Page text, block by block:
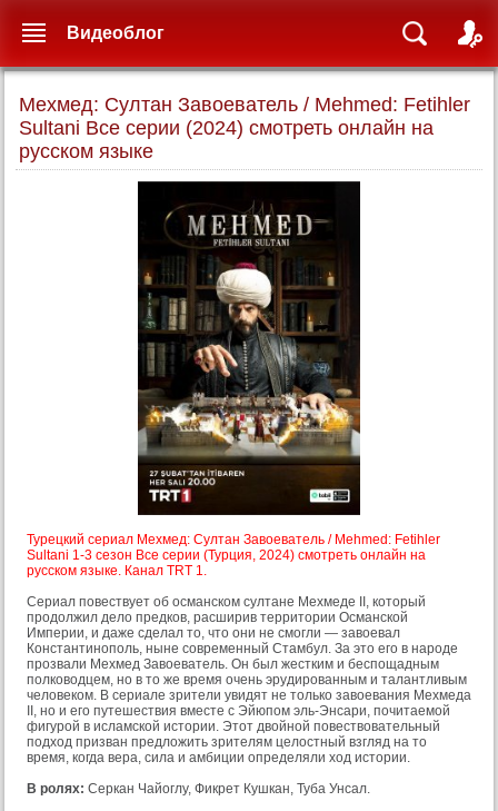
Мехмед: Султан Завоеватель / Mehmed: Fetihler
Sultani Все серии (2024) смотреть онлайн на
русском языке
Турецкий сериал Мехмед: Султан Завоеватель / Mehmed: Fetihler
Sultani 1-3 сезон Все серии (Турция, 2024) смотреть онлайн на
русском языке. Канал TRT 1.
Сериал повествует об османском султане Мехмеде II, который
продолжил дело предков, расширив территории Османской
Империи, и даже сделал то, что они не смогли — завоевал
Константинополь, ныне современный Стамбул. За это его в народе
прозвали Мехмед Завоеватель. Он был жестким и беспощадным
полководцем, но в то же время очень эрудированным и талантливым
человеком. В сериале зрители увидят не только завоевания Мехмеда
II, но и его путешествия вместе с Эйюпом эль-Энсари, почитаемой
фигурой в исламской истории. Этот двойной повествовательный
подход призван предложить зрителям целостный взгляд на то
время, когда вера, сила и амбиции определяли ход истории.
В ролях: Серкан Чайоглу, Фикрет Кушкан, Туба Унсал.
Видеоблог